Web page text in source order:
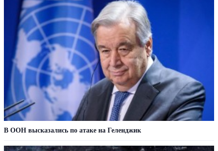
В ООН высказались по атаке на Геленджик